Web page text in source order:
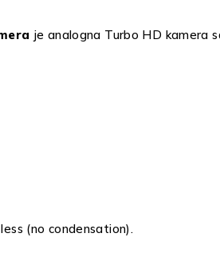
je analogna Turbo HD kamera
(no condensation).